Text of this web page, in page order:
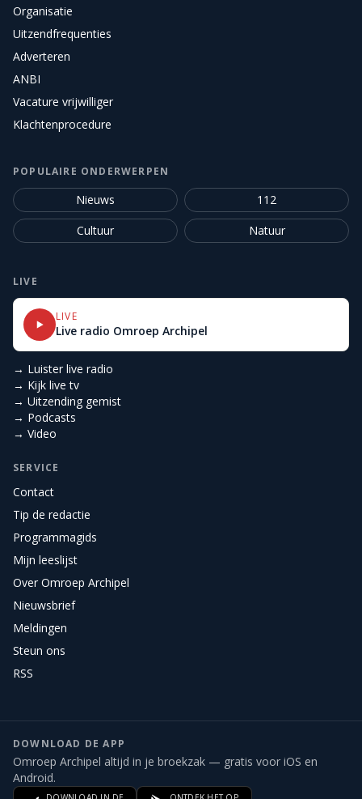
Organisatie
Uitzendfrequenties
Adverteren
ANBI
Vacature vrijwilliger
Klachtenprocedure
POPULAIRE ONDERWERPEN
Nieuws
112
Cultuur
Natuur
LIVE
LIVE
Live radio Omroep Archipel
→ Luister live radio
→ Kijk live tv
→ Uitzending gemist
→ Podcasts
→ Video
SERVICE
Contact
Tip de redactie
Programmagids
Mijn leeslijst
Over Omroep Archipel
Nieuwsbrief
Meldingen
Steun ons
RSS
DOWNLOAD DE APP
Omroep Archipel altijd in je broekzak — gratis voor iOS en
Android.